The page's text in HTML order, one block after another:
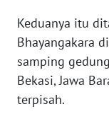
Keduanya itu
Bhayangakara
samping
Bekasi, Jawa
terpisah.
WN
JABAR
WN